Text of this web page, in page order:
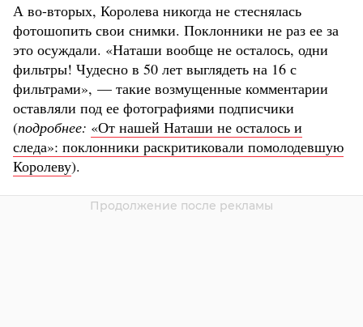
А во-вторых, Королева никогда не стеснялась
фотошопить свои снимки. Поклонники не раз ее за
это осуждали. «Наташи вообще не осталось, одни
фильтры! Чудесно в 50 лет выглядеть на 16 с
фильтрами», — такие возмущенные комментарии
оставляли под ее фотографиями подписчики
(подробнее: «От нашей Наташи не осталось и
следа»: поклонники раскритиковали помолодевшую
Королеву).